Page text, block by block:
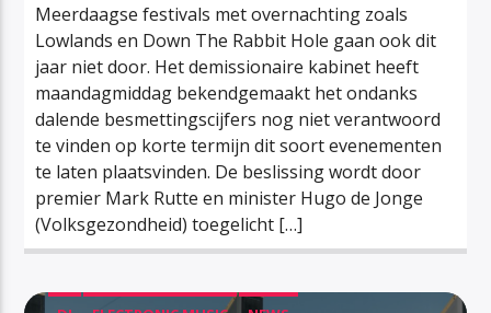
Meerdaagse festivals met overnachting zoals
Lowlands en Down The Rabbit Hole gaan ook dit
jaar niet door. Het demissionaire kabinet heeft
maandagmiddag bekendgemaakt het ondanks
dalende besmettingscijfers nog niet verantwoord
te vinden op korte termijn dit soort evenementen
te laten plaatsvinden. De beslissing wordt door
premier Mark Rutte en minister Hugo de Jonge
(Volksgezondheid) toegelicht […]